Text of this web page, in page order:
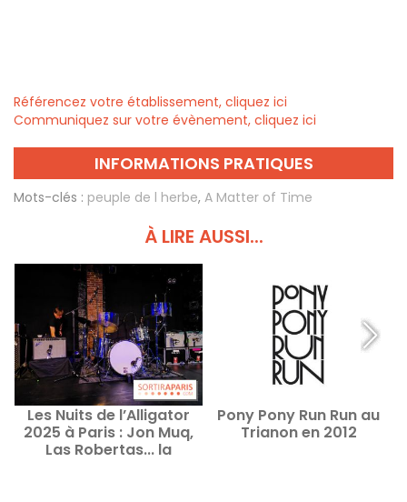
Référencez votre établissement, cliquez ici
Communiquez sur votre évènement, cliquez ici
INFORMATIONS PRATIQUES
Mots-clés : peuple de l herbe, A Matter of Time
À LIRE AUSSI...
Les Nuits de l’Alligator
2025 à Paris : Jon Muq,
Las Robertas... la
Pony Pony Run Run au
Trianon en 2012